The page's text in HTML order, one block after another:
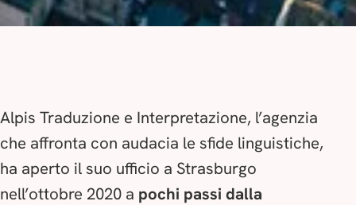
Alpis Traduzione e Interpretazione, l’agenzia
che affronta con audacia le sfide linguistiche,
ha aperto il suo ufficio a Strasburgo
nell’ottobre 2020 a pochi passi dalla